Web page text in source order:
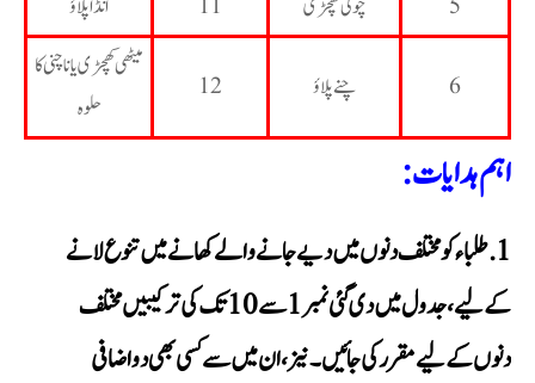
5
چولی کھچڑی 11 انڈا پلاؤ
6 چنے پلاؤ 12
میٹھی کھچڑی یا ناچنی کا
حلوہ
اہم ہدایات:
طلباء کو مختلف دنوں میں دیے جانے والے کھانے میں تنوع لانے
کے لیے، جدول میں دی گئی نمبر 1 سے 10 تک کی ترکیبیں مختلف
دنوں کے لیے مقرر کی جائیں۔ نیز، ان میں سے کسی بھی دو اضافی